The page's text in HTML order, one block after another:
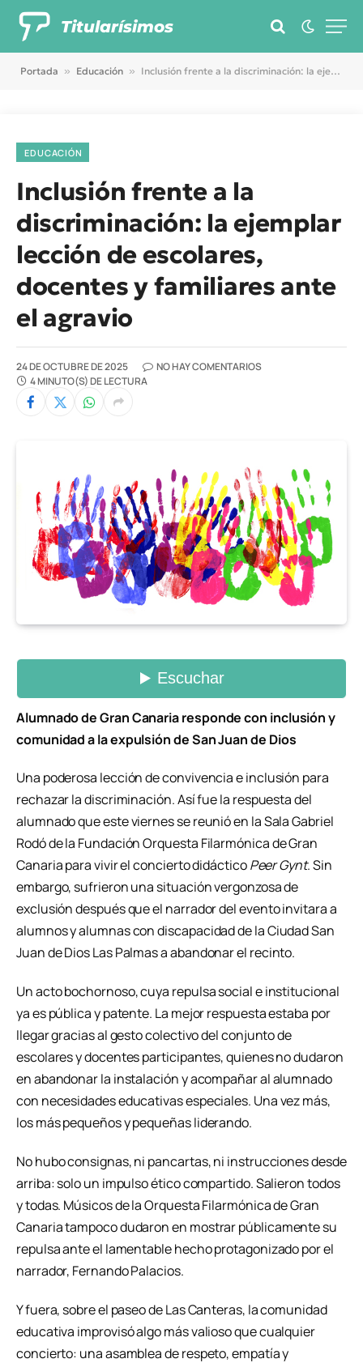
Titularísimos
Portada » Educación » Inclusión frente a la discriminación: la ejemplar lección de escolares, docentes y familiares ante el agravio
EDUCACIÓN
Inclusión frente a la
discriminación: la ejemplar
lección de escolares,
docentes y familiares ante
el agravio
24 DE OCTUBRE DE 2025
NO HAY COMENTARIOS
4 MINUTO(S) DE LECTURA
Alumnado de Gran Canaria responde con inclusión y
comunidad a la expulsión de San Juan de Dios
Una poderosa lección de convivencia e inclusión para
rechazar la discriminación. Así fue la respuesta del
alumnado que este viernes se reunió en la Sala Gabriel
Rodó de la Fundación Orquesta Filarmónica de Gran
Canaria para vivir el concierto didácticoPeer Gynt. Sin
embargo, sufrieron una situación vergonzosa de
exclusión después que el narrador del evento invitara a
alumnos y alumnas con discapacidad de la Ciudad San
Juan de Dios Las Palmas a abandonar el recinto.
Un acto bochornoso, cuya repulsa social e institucional
ya es pública y patente. La mejor respuesta estaba por
llegar gracias al gesto colectivo del conjunto de
escolares y docentes participantes, quienes no dudaron
en abandonar la instalación y acompañar al alumnado
con necesidades educativas especiales. Una vez más,
los más pequeños y pequeñas liderando.
No hubo consignas, ni pancartas, ni instrucciones desde
arriba: solo un impulso ético compartido. Salieron todos
y todas. Músicos de la Orquesta Filarmónica de Gran
Canaria tampoco dudaron en mostrar públicamente su
repulsa ante el lamentable hecho protagonizado por el
narrador, Fernando Palacios.
Y fuera, sobre el paseo de Las Canteras, la comunidad
educativa improvisó algo más valioso que cualquier
concierto: una asamblea de respeto, empatía y